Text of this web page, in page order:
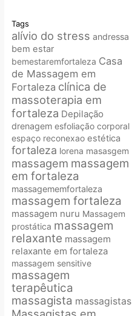
Tags
alívio do stress andressa
bem estar
bemestaremfortaleza Casa
de Massagem em
Fortaleza clínica de
massoterapia em
fortaleza Depilação
drenagem esfoliação corporal
espaço reconexao estética
fortaleza lorena masasgem
massagem massagem
em fortaleza
massagememfortaleza
massagem fortaleza
massagem nuru Massagem
prostática massagem
relaxante massagem
relaxante em fortaleza
massagem sensitive
massagem
terapêutica
massagista massagistas